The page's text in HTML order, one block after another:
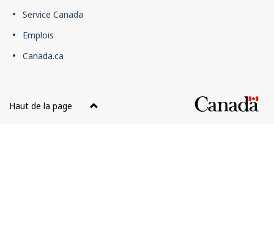
du
gouvernement
du
Service Canada
Emplois
Canada.ca
Haut de la page